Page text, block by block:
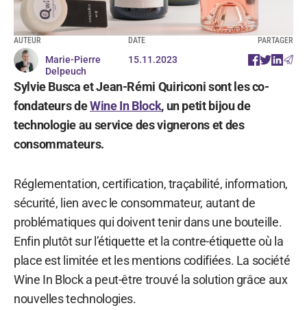
AUTEUR
Marie-Pierre
Delpeuch
DATE
15.11.2023
PARTAGER
Sylvie Busca et Jean-Rémi Quiriconi sont les co-
fondateurs deWine In Block, un petit bijou de
technologie au service des vignerons et des
consommateurs.
Réglementation, certification, traçabilité, information,
sécurité, lien avec le consommateur, autant de
problématiques qui doivent tenir dans une bouteille.
Enfin plutôt sur l’étiquette et la contre-étiquette où la
place est limitée et les mentions codifiées. La société
Wine In Block a peut-être trouvé la solution grâce aux
nouvelles technologies.